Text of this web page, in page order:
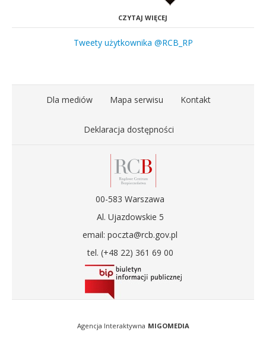
CZYTAJ WIĘCEJ
Tweety użytkownika @RCB_RP
Dla mediów Mapa serwisu Kontakt
Deklaracja dostępności
00-583 Warszawa
Al. Ujazdowskie 5
email: poczta@rcb.gov.pl
tel. (+48 22) 361 69 00
Agencja Interaktywna MIGOMEDIA